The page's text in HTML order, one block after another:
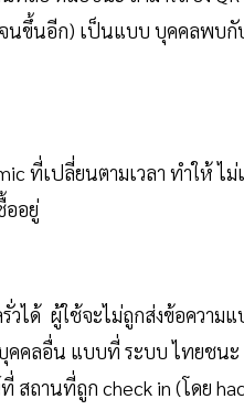
นขึ้นอีก) เป็นแบบ บุคคลพบ
ที่เปลี่ยนตามเวลา ทำให้ ไ
ออยู่
ได้ ผู้ใช้จะไม่ถูกส่งข้อความ
คลอื่น แบบที่ ระบบ ไทยชนะ
ถานที่ถูก check in (โดย